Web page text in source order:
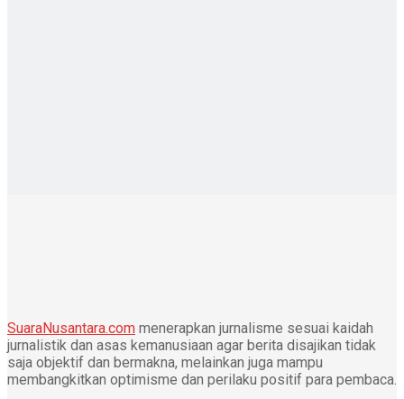
SuaraNusantara.com menerapkan jurnalisme sesuai kaidah
jurnalistik dan asas kemanusiaan agar berita disajikan tidak
saja objektif dan bermakna, melainkan juga mampu
membangkitkan optimisme dan perilaku positif para pembaca.